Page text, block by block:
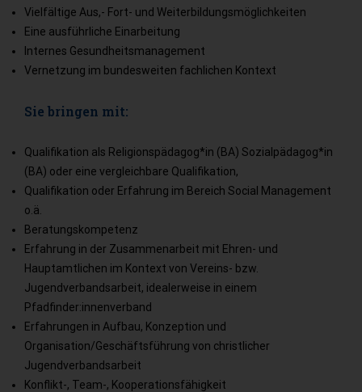
Vielfältige Aus,- Fort- und Weiterbildungsmöglichkeiten
Eine ausführliche Einarbeitung
Internes Gesundheitsmanagement
Vernetzung im bundesweiten fachlichen Kontext
Sie bringen mit:
Qualifikation als Religionspädagog*in (BA) Sozialpädagog*in
(BA) oder eine vergleichbare Qualifikation,
Qualifikation oder Erfahrung im Bereich Social Management
o.ä.
Beratungskompetenz
Erfahrung in der Zusammenarbeit mit Ehren- und
Hauptamtlichen im Kontext von Vereins- bzw.
Jugendverbandsarbeit, idealerweise in einem
Pfadfinder:innenverband
Erfahrungen in Aufbau, Konzeption und
Organisation/Geschäftsführung von christlicher
Jugendverbandsarbeit
Konflikt-, Team-, Kooperationsfähigkeit